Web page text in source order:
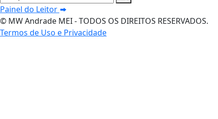
Painel do Leitor
© MW Andrade MEI - TODOS OS DIREITOS RESERVADOS.
Termos de Uso e Privacidade